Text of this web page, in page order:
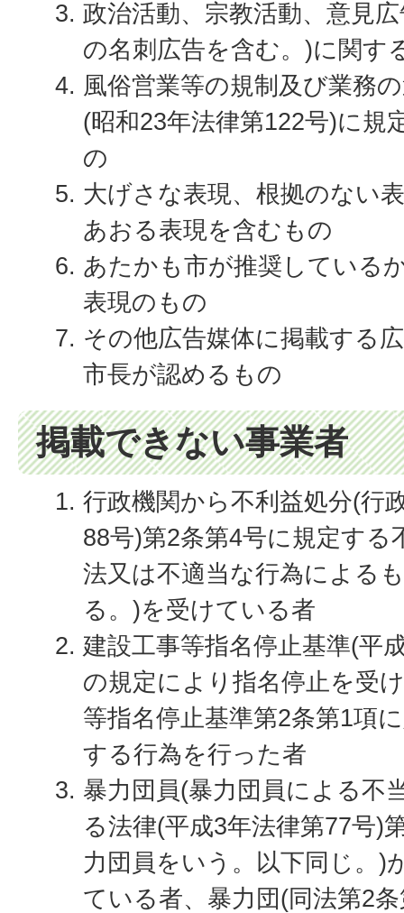
政治活動、宗教活動、意見
の名刺広告を含む。)に関す
風俗営業等の規制及び業務
(昭和23年法律第122号)に規
の
大げさな表現、根拠のない
あおる表現を含むもの
あたかも市が推奨している
表現のもの
その他広告媒体に掲載する
市長が認めるもの
掲載できない事業者
行政機関から不利益処分(行
88号)第2条第4号に規定する
法又は不適当な行為による
る。)を受けている者
建設工事等指名停止基準(平
の規定により指名停止を受
等指名停止基準第2条第1項
する行為を行った者
暴力団員(暴力団員による不
る法律(平成3年法律第77号)
力団員をいう。以下同じ。)
ている者、暴力団(同法第2